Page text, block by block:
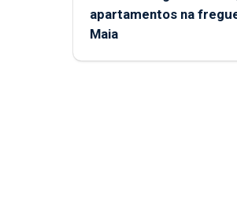
apartamentos na
Maia